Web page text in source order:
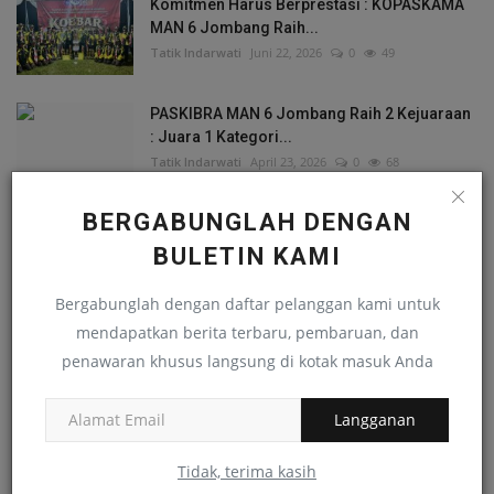
BERGABUNGLAH DENGAN
BULETIN KAMI
Bergabunglah dengan daftar pelanggan kami untuk
mendapatkan berita terbaru, pembaruan, dan
penawaran khusus langsung di kotak masuk Anda
Langganan
Tidak, terima kasih
Komitmen Harus Berprestasi : KOPASKAMA
MAN 6 Jombang Raih...
Tatik Indarwati Juni 22, 2026 0 49
PASKIBRA MAN 6 Jombang Raih 2 Kejuaraan
: Juara 1 Kategori...
Tatik Indarwati April 23, 2026 0 68
Goresan Indah di Penghujung Tahun: Siswa
MAN 6 Jombang...
RANDOM POSTS